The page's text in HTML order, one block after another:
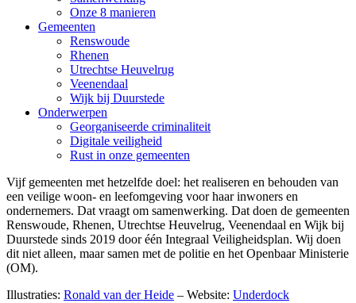
Onze 8 manieren
Gemeenten
Renswoude
Rhenen
Utrechtse Heuvelrug
Veenendaal
Wijk bij Duurstede
Onderwerpen
Georganiseerde criminaliteit
Digitale veiligheid
Rust in onze gemeenten
Vijf gemeenten met hetzelfde doel: het realiseren en behouden van
een veilige woon- en leefomgeving voor haar inwoners en
ondernemers. Dat vraagt om samenwerking. Dat doen de gemeenten
Renswoude, Rhenen, Utrechtse Heuvelrug, Veenendaal en Wijk bij
Duurstede sinds 2019 door één Integraal Veiligheidsplan. Wij doen
dit niet alleen, maar samen met de politie en het Openbaar Ministerie
(OM).
Illustraties: Ronald van der Heide – Website: Underdock